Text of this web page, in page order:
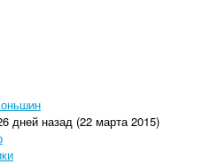
дней назад (22 марта 2015)